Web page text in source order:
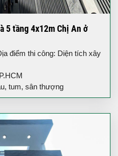
5 tầng 4x12m Chị An ở
điểm thi công: Diện tích xây
tum, sân thượng